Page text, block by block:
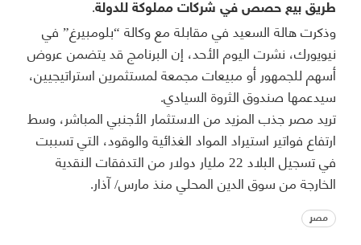
طريق بيع حصص في شركات مملوكة للدولة.
وذكرت هالة السعيد في مقابلة مع وكالة “بلومبيرغ” في
نيويورك، نشرت اليوم الأحد، إن البرنامج قد يتضمن عروض
أسهم للجمهور أو مبيعات مجمعة لمستثمرين استراتيجيين،
سيدعمها صندوق الثروة السيادي.
تريد مصر جذب المزيد من الاستثمار الأجنبي المباشر، وسط
ارتفاع فواتير استيراد المواد الغذائية والوقود، التي تسببت
في تسجيل البلاد 22 مليار دولار من التدفقات النقدية
الخارجة من سوق الدين المحلي منذ مارس/ آذار.
مصر